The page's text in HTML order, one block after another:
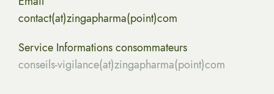
contact(at)zingapharma(point)com
Service Informations consommateurs
conseils-vigilance(at)zingapharma(point)com